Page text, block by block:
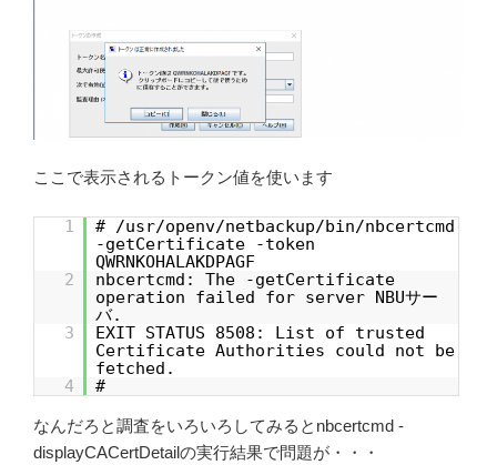
ここで表示されるトークン値を使います
1
# /usr/openv/netbackup/bin/nbcertcmd
-getCertificate -token
QWRNKOHALAKDPAGF
2
nbcertcmd: The -getCertificate
operation failed for server NBUサー
バ.
3
EXIT STATUS 8508: List of trusted
Certificate Authorities could not be
fetched.
4
#
なんだろと調査をいろいろしてみるとnbcertcmd -
displayCACertDetailの実行結果で問題が・・・